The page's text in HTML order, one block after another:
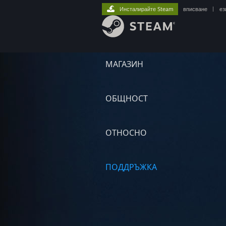
МАГАЗИН
ОБЩНОСТ
ОТНОСНО
ПОДДРЪЖКА
Инсталирайте Steam вписване